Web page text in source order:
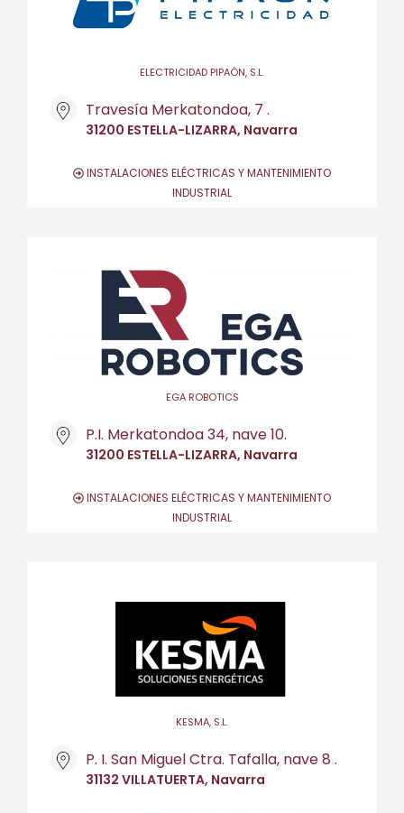
ELECTRICIDAD PIPAÓN, S.L.
Travesía Merkatondoa, 7 .
31200 ESTELLA-LIZARRA, Navarra
INSTALACIONES ELÉCTRICAS Y MANTENIMIENTO
INDUSTRIAL
EGA ROBOTICS
P.I. Merkatondoa 34, nave 10.
31200 ESTELLA-LIZARRA, Navarra
INSTALACIONES ELÉCTRICAS Y MANTENIMIENTO
INDUSTRIAL
KESMA, S.L.
P. I. San Miguel Ctra. Tafalla, nave 8 .
31132 VILLATUERTA, Navarra